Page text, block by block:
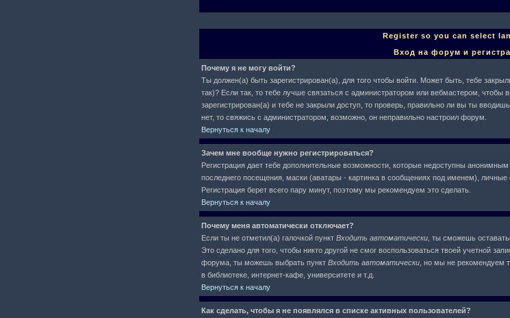
Register so you can select
Вход на форум и
Почему я не могу войти?
Ты должен(а) быть зарегистрирован(а), для того чтобы войти. Может быть, тебе
так)? Если так, то тебе лучше связаться с администратором или вебмастером,
зарегистрирован(а) и тебе не закрыли доступ, то проверь, правильно ли вы ты
нет, то свяжись с администратором, возможно, он неправильно настроил форум.
Вернуться к началу
Зачем мне вообще нужно регистрироваться?
Регистрация дает тебе дополнительные возможности, которые недоступны
последнего посещения, маски (аватары - картинка в сообщениях под именем), личные
Регистрация берет всего пару минут, поэтому мы рекомендуем это сделать.
Вернуться к началу
Почему меня автоматически отключает?
Если ты не отметил(а) галочкой пункт Входить автоматически , ты сможешь
Это сделано для того, чтобы никто другой не смог воспользоваться твоей учетной
форума, ты можешь выбрать пункт Входить автоматически , но мы не рекомендуем
в библиотеке, интернет-кафе, университете и т.д.
Вернуться к началу
Как сделать, чтобы я не появлялся в списке активных пользователей?